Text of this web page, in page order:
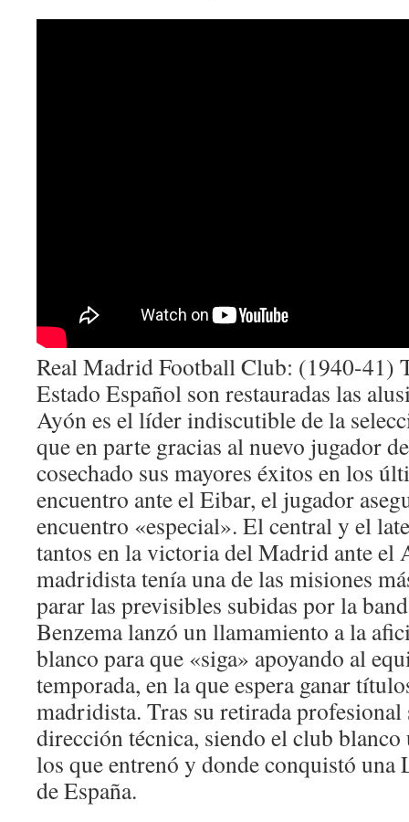
Real Madrid Football Club: (1940-41)
Estado Español son restauradas las
Ayón es el líder indiscutible de la
que en parte gracias al nuevo jugador
cosechado sus mayores éxitos en los
encuentro ante el Eibar, el jugador
encuentro «especial». El central y el
tantos en la victoria del Madrid ante el
madridista tenía una de las misiones
parar las previsibles subidas por la
Benzema lanzó un llamamiento a la
blanco para que «siga» apoyando al
temporada, en la que espera ganar
madridista. Tras su retirada profesional
dirección técnica, siendo el club blanco
los que entrenó y donde conquistó una
de España.